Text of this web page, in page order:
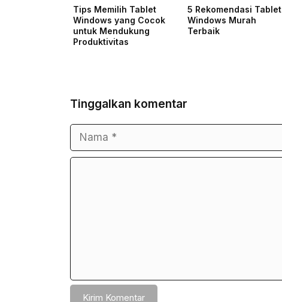
Tips Memilih Tablet
Windows yang Cocok
untuk Mendukung
Produktivitas
5 Rekomendasi Tablet
Windows Murah
Terbaik
Tinggalkan komentar
Nama
Surel